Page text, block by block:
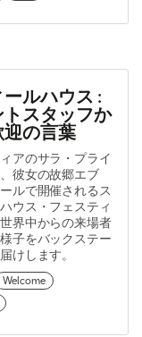
ールハウス :
トスタッフか
迎の言葉
アのサラ・プライ
彼女の故郷エブ
ルで開催されるス
ウス・フェスティ
界中からの来場者
子をバックステー
けします。
Welcome